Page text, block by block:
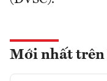
Mới nhất trên